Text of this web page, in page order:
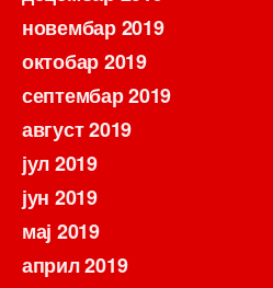
новембар 2019
октобар 2019
септембар 2019
август 2019
јул 2019
јун 2019
мај 2019
април 2019